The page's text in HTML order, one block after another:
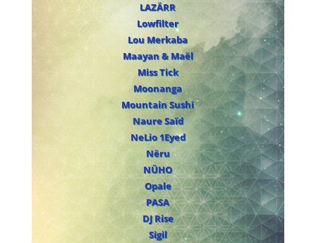
LAZÄRR
Lowfilter
Lou Merkaba
Maayan & Maël
Miss Tick
Moonanga
Mountain Sushi
Naure Saïd
NeLio 1Eyed
Nëru
NÜHO
Opale
PASA
DJ Rise
Sigil